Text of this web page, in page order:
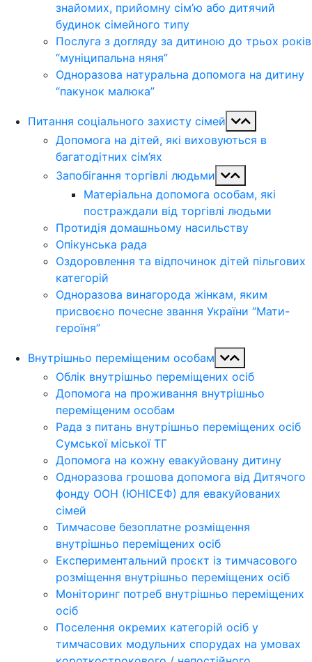
знайомих, прийомну сім’ю або дитячий
будинок сімейного типу
Послуга з догляду за дитиною до трьох років
“муніципальна няня”
Одноразова натуральна допомога на дитину
“пакунок малюка”
Питання соціального захисту сімей
Допомога на дітей, які виховуються в
багатодітних сім’ях
Запобігання торгівлі людьми
Матеріальна допомога особам, які
постраждали від торгівлі людьми
Протидія домашньому насильству
Опікунська рада
Оздоровлення та відпочинок дітей пільгових
категорій
Одноразова винагорода жінкам, яким
присвоєно почесне звання України “Мати-
героїня”
Внутрішньо переміщеним особам
Облік внутрішньо переміщених осіб
Допомога на проживання внутрішньо
переміщеним особам
Рада з питань внутрішньо переміщених осіб
Сумської міської ТГ
Допомога на кожну евакуйовану дитину
Одноразова грошова допомога від Дитячого
фонду ООН (ЮНІСЕФ) для евакуйованих
сімей
Тимчасове безоплатне розміщення
внутрішньо переміщених осіб
Експериментальний проєкт із тимчасового
розміщення внутрішньо переміщених осіб
Моніторинг потреб внутрішньо переміщених
осіб
Поселення окремих категорій осіб у
тимчасових модульних спорудах на умовах